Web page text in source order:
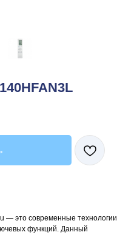
— это современные технологии
функций. Данный